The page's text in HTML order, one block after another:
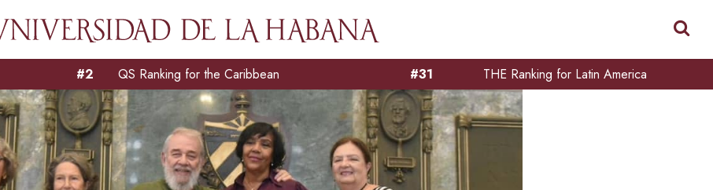
QS Ranking for the Caribbean THE Ranking for Latin America
#2 #31